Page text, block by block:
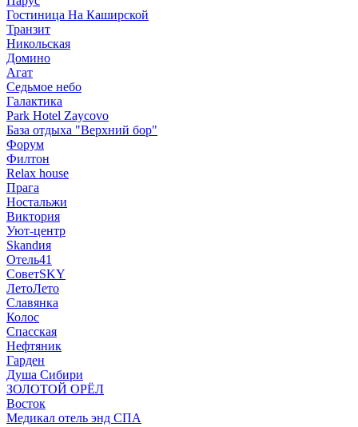
Гостиница На Каширской
Транзит
Никольская
Домино
Агат
Седьмое небо
Галактика
Park Hotel Zaycovo
База отдыха "Верхний бор"
Форум
Филтон
Relax house
Прага
Ностальжи
Виктория
Уют-центр
Skandия
Отель41
СоветSKY
ЛетоЛето
Славянка
Колос
Спасская
Нефтяник
Гарден
Душа Сибири
ЗОЛОТОЙ ОРЁЛ
Восток
Медикал отель энд СПА